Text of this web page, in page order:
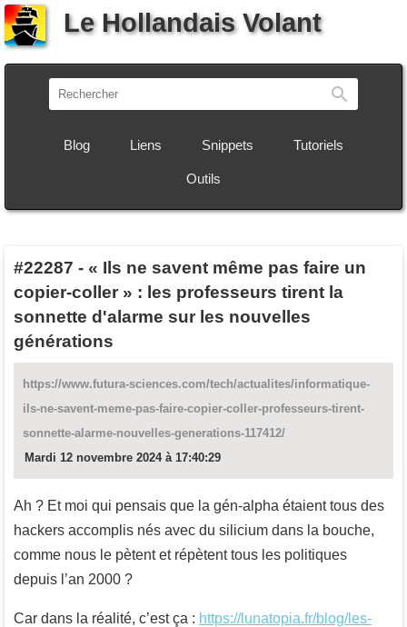
Le Hollandais Volant
Blog Liens Snippets Tutoriels
Outils
#22287 - « Ils ne savent même pas faire un
copier-coller » : les professeurs tirent la
sonnette d'alarme sur les nouvelles
générations
https://www.futura-sciences.com/tech/actualites/informatique-
ils-ne-savent-meme-pas-faire-copier-coller-professeurs-tirent-
sonnette-alarme-nouvelles-generations-117412/
Mardi 12 novembre 2024 à 17:40:29
Ah ? Et moi qui pensais que la gén-alpha étaient tous des
hackers accomplis nés avec du silicium dans la bouche,
comme nous le pètent et répètent tous les politiques
depuis l’an 2000 ?
Car dans la réalité, c’est ça : https://lunatopia.fr/blog/les-